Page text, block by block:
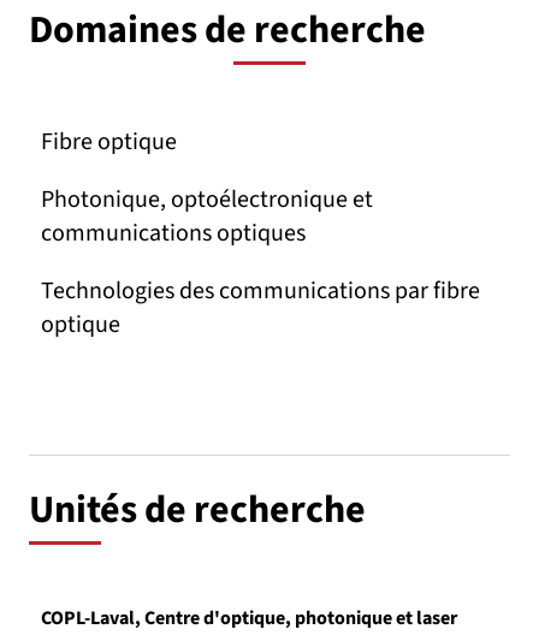
Domaines de recherche
Fibre optique
Photonique, optoélectronique et
communications optiques
Technologies des communications par fibre
optique
Unités de recherche
COPL-Laval, Centre d'optique, photonique et laser